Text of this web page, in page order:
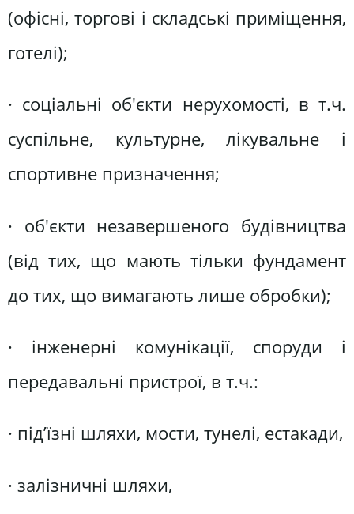
(офісні, торгові і складські приміщення,
готелі);
· соціальні об'єкти нерухомості, в т.ч.
суспільне, культурне, лікувальне і
спортивне призначення;
· об'єкти незавершеного будівництва
(від тих, що мають тільки фундамент
до тих, що вимагають лише обробки);
· інженерні комунікації, споруди і
передавальні пристрої, в т.ч.:
· під’їзні шляхи, мости, тунелі, естакади,
· залізничні шляхи,